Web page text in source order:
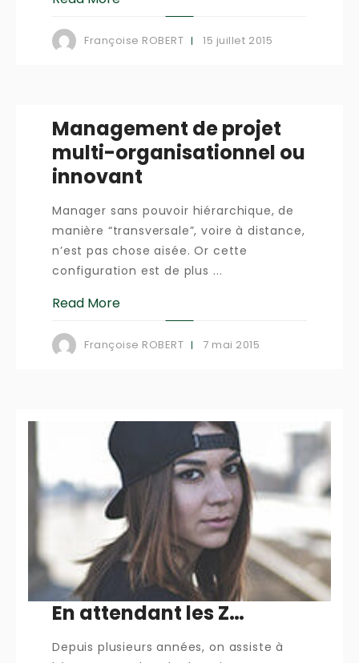
Françoise ROBERT 15 juillet 2015
Management de projet
multi-organisationnel ou
innovant
Manager sans pouvoir hiérarchique, de
manière “transversale”, voire à distance,
n’est pas chose aisée. Or cette
configuration est de plus ...
Read More
Françoise ROBERT 7 mai 2015
En attendant les Z…
Depuis plusieurs années, on assiste à